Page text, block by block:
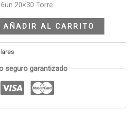
20×30 Torre
AÑADIR AL CARRITO
seguro garantizado